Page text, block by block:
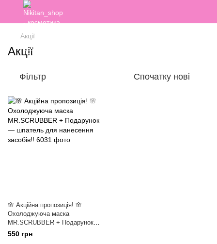
Акції
Акції
Фільтр Спочатку нові
🌸 Акційна пропозиція! 🌸
Охолоджуюча маска
MR.SCRUBBER + Подарунок
— шпатель для нанесення
засобів!!
550 грн